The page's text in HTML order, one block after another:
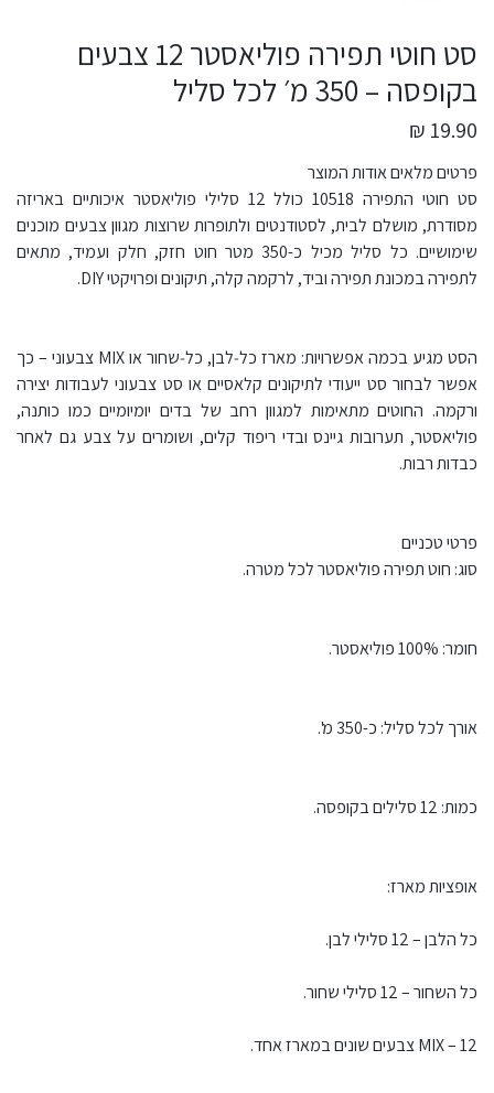
סט חוטי תפירה פוליאסטר 12 צבעים
בקופסה – 350 מ׳ לכל סליל
19.90 ₪
פרטים מלאים אודות המוצר
סט חוטי התפירה 10518 כולל 12 סלילי פוליאסטר איכותיים באריזה
מסודרת, מושלם לבית, לסטודנטים ולתופרות שרוצות מגוון צבעים מוכנים
שימושיים. כל סליל מכיל כ-350 מטר חוט חזק, חלק ועמיד, מתאים
לתפירה במכונת תפירה וביד, לרקמה קלה, תיקונים ופרויקטי DIY.
הסט מגיע בכמה אפשרויות: מארז כל‑לבן, כל‑שחור או MIX צבעוני – כך
אפשר לבחור סט ייעודי לתיקונים קלאסיים או סט צבעוני לעבודות יצירה
ורקמה. החוטים מתאימות למגוון רחב של בדים יומיומיים כמו כותנה,
פוליאסטר, תערובות גיינס ובדי ריפוד קלים, ושומרים על צבע גם לאחר
כבדות רבות.
פרטי טכניים
סוג: חוט תפירה פוליאסטר לכל מטרה.
חומר: 100% פוליאסטר.
אורך לכל סליל: כ-350 מ'.
כמות: 12 סלילים בקופסה.
אופציות מארז:
כל הלבן – 12 סלילי לבן.
כל השחור – 12 סלילי שחור.
MIX – 12 צבעים שונים במארז אחד.